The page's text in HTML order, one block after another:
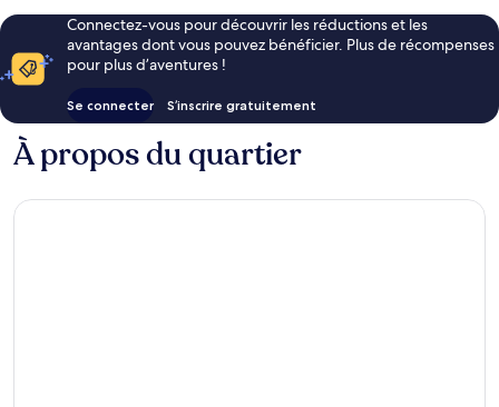
Connectez-vous pour découvrir les réductions et les
avantages dont vous pouvez bénéficier. Plus de récompenses
pour plus d’aventures !
Se connecter S’inscrire gratuitement
À propos du quartier